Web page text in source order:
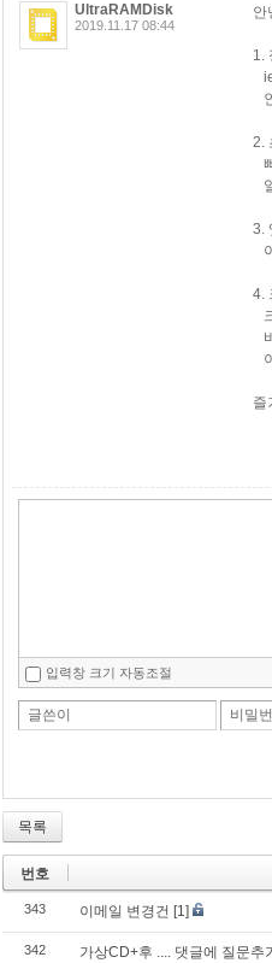
UltraRAMDisk
2019.11.17 08:44
안
1.
2.
3.
4.
즐
입력창 크기 자동조절
글쓴이 비밀
목록
번호
343 이메일 변경건 [1]
342 가상CD+후 .... 댓글에 질문추